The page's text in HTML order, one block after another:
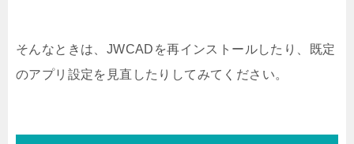
そんなときは、JWCADを再インストールしたり、既定
のアプリ設定を見直したりしてみてください。